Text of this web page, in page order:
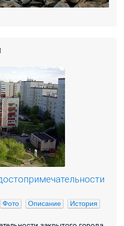
Фото Описание
История